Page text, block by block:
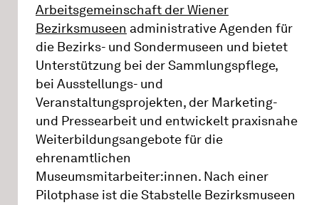
Arbeitsgemeinschaft der Wiener
Bezirksmuseen administrative Agenden für
die Bezirks- und Sondermuseen und bietet
Unterstützung bei der Sammlungspflege,
bei Ausstellungs- und
Veranstaltungsprojekten, der Marketing-
und Pressearbeit und entwickelt praxisnahe
Weiterbildungsangebote für die
ehrenamtlichen
Museumsmitarbeiter:innen. Nach einer
Pilotphase ist die Stabstelle Bezirksmuseen